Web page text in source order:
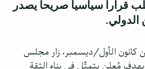
قراراً سياسياً صريحاً يصدر
كانون الأول/ديسمبر، زار مجلس